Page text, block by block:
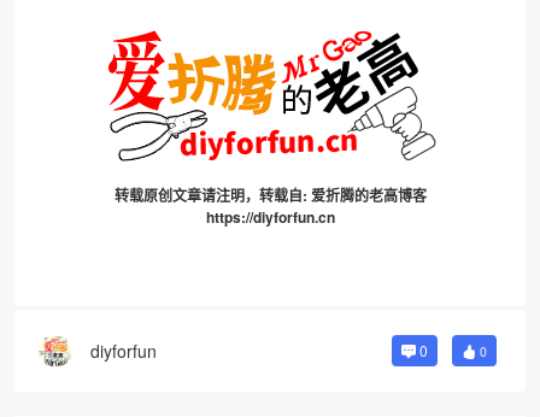
转载原创文章请注明，转载自: 爱折腾的老高博客
https://diyforfun.cn
diyforfun 0 0